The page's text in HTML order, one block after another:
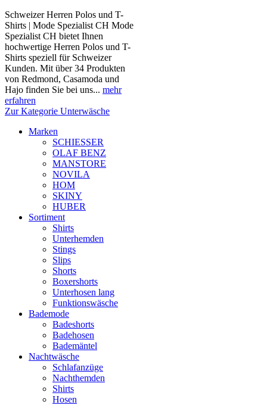
Schweizer Herren Polos und T-
Shirts | Mode Spezialist CH Mode
Spezialist CH bietet Ihnen
hochwertige Herren Polos und T-
Shirts speziell für Schweizer
Kunden. Mit über 34 Produkten
von Redmond, Casamoda und
Hajo finden Sie bei uns... mehr
erfahren
Zur Kategorie Unterwäsche
Marken
SCHIESSER
OLAF BENZ
MANSTORE
NOVILA
HOM
SKINY
HUBER
Sortiment
Shirts
Unterhemden
Stings
Slips
Shorts
Boxershorts
Unterhosen lang
Funktionswäsche
Bademode
Badeshorts
Badehosen
Bademäntel
Nachtwäsche
Schlafanzüge
Nachthemden
Shirts
Hosen